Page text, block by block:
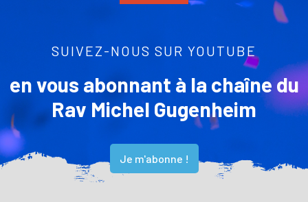
SUIVEZ-NOUS SUR YOUTUBE
en vous abonnant à la chaîne du
Rav Michel Gugenheim
Je m'abonne !